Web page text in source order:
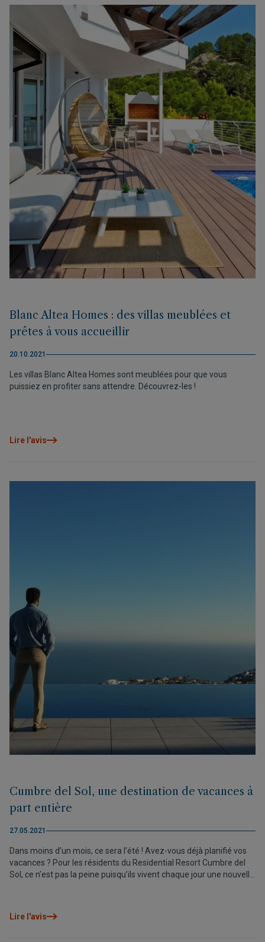
Blanc Altea Homes : des villas meublées et
prêtes à vous accueillir
20.10.2021
Les villas Blanc Altea Homes sont meublées pour que vous
puissiez en profiter sans attendre. Découvrez-les !
Lire l'avis
Cumbre del Sol, une destination de vacances à
part entière
27.05.2021
Dans moins d’un mois, ce sera l’été ! Avez-vous déjà planifié vos
vacances ? Pour les résidents du Residential Resort Cumbre del
Sol, ce n’est pas la peine puisqu’ils vivent chaque jour une nouvelle
Lire l'avis